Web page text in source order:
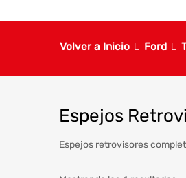
Volver a Inicio Ford
Espejos
Espejos retrovisores